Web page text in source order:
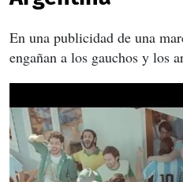
En una publicidad de una
engañan a los gauchos y los